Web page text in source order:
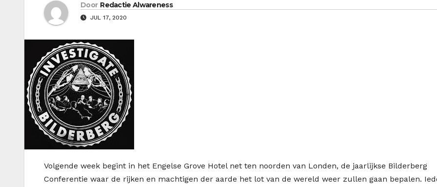
Door Redactie Alwareness
JUL 17, 2020
Volgende week begint in het Engelse Grove Hotel net ten noorden van Londen, de jaarlijkse Bilderberg
Conferentie waar de rijken en machtigen der aarde het lot van de wereld weer zullen gaan bepalen.